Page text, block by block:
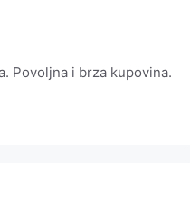
Povoljna i brza kupovina.